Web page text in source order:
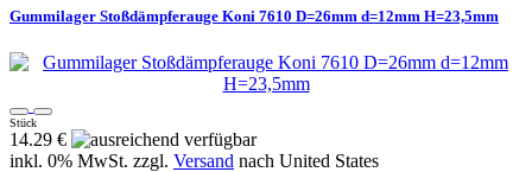
Gummilager Stoßdämpferauge Koni 7610 D=26mm d=12mm H=23,5mm
Stück
14.29 €
inkl. 0% MwSt. zzgl. Versand nach United States